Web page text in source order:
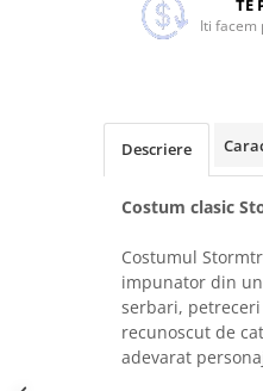
TE
Iti facem
Descriere
Costum clasic
Costumul
impunator din
serbari,
recunoscut de
adevarat